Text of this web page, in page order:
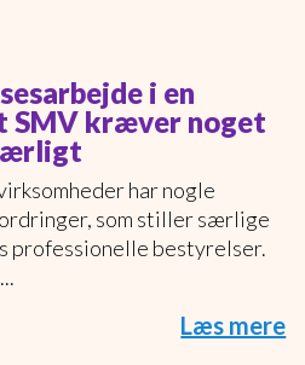
i en
SMV kræver noget
har nogle
som stiller særlige
professionelle bestyrelser.
Læs mere